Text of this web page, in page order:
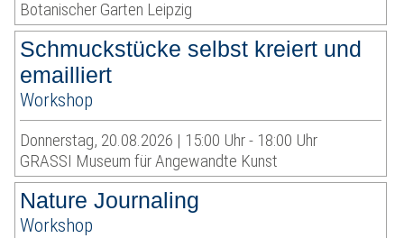
Botanischer Garten Leipzig
Schmuckstücke selbst kreiert und
emailliert
Workshop
Donnerstag, 20.08.2026 | 15:00 Uhr - 18:00 Uhr
GRASSI Museum für Angewandte Kunst
Nature Journaling
Workshop